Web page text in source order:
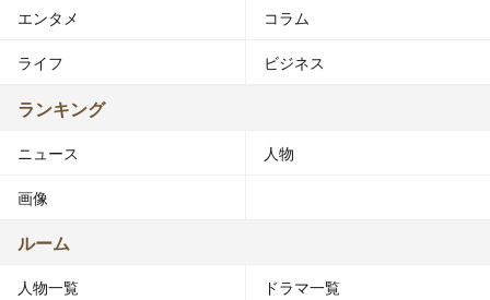
エンタメ コラム
ライフ ビジネス
ランキング
ニュース 人物
画像
ルーム
人物一覧 ドラマ一覧